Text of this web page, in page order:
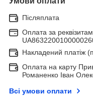
Післяплата
Оплата за
Накладений платіж
Оплата на карту
Романенко Іван
Всі умови оплати